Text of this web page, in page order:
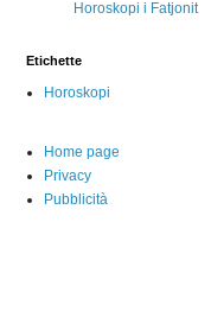
Horoskopi i Fatjonit
Etichette
Horoskopi
Home page
Privacy
Pubblicità